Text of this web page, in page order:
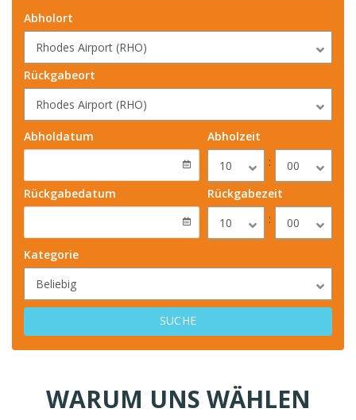
Abholort
Rhodes Airport (RHO)
Rückgabeort
Rhodes Airport (RHO)
Abholdatum
Abholzeit
10
:
00
Rückgabedatum
Rückgabezeit
10
: 00
Kategorie
Beliebig
SUCHE
WARUM UNS WÄHLEN